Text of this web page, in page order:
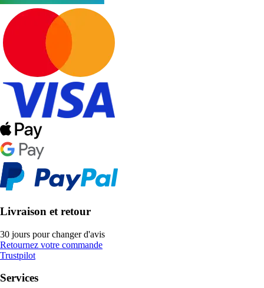
Livraison et retour
30 jours pour changer d'avis
Retournez votre commande
Trustpilot
Services